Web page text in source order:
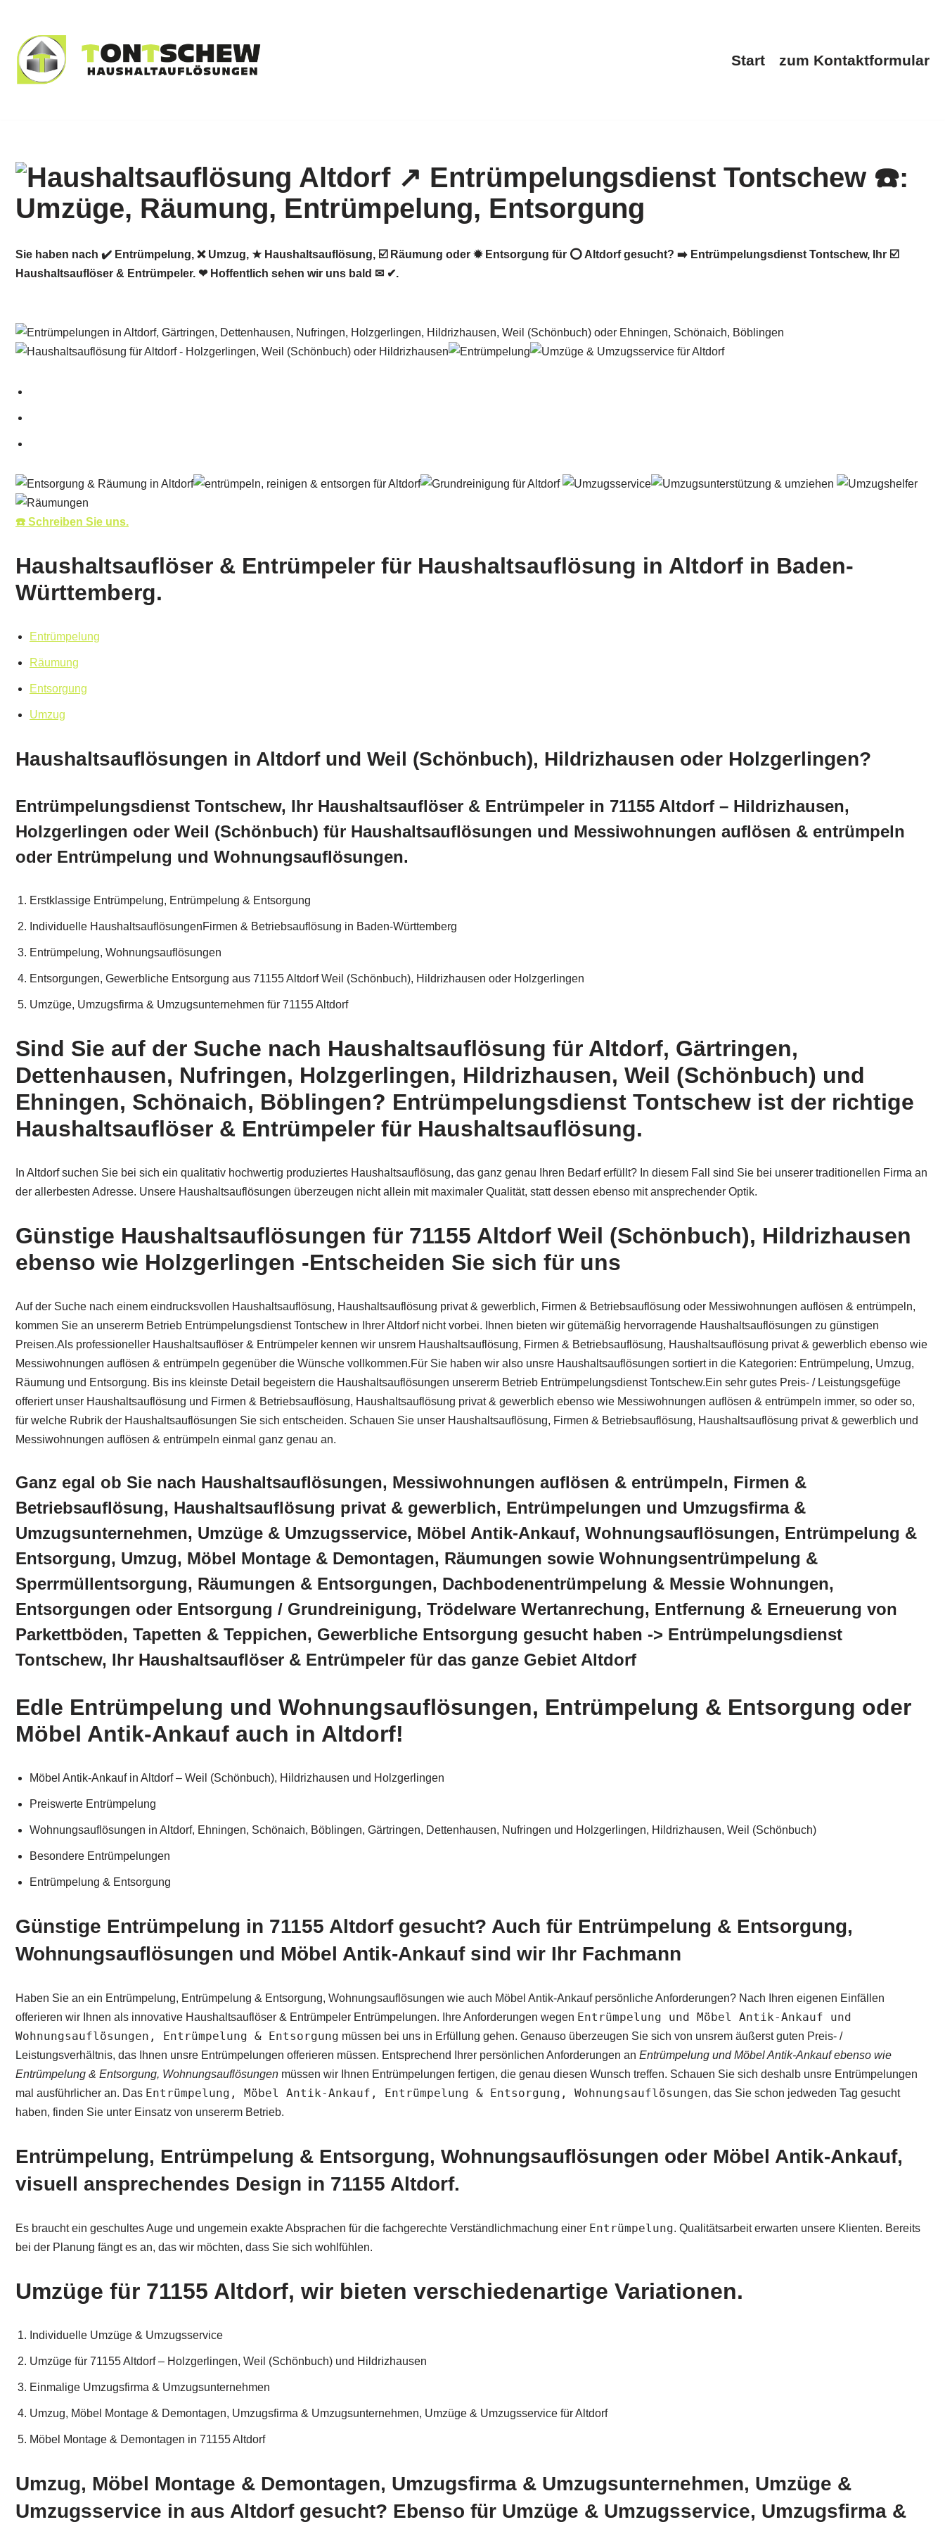
Zum
Inhalt
springen
Start zum Kontaktformular
Sie haben nach ✔️ Entrümpelung, ❌ Umzug, ★ Haushaltsauflösung, ☑️ Räumung oder ✹ Entsorgung für ⭕ Altdorf gesucht? ➡️ Entrümpelungsdienst Tontschew, Ihr ☑️
Haushaltsauflöser & Entrümpeler. ❤ Hoffentlich sehen wir uns bald ✉ ✔.
☎️ Schreiben Sie uns.
Haushaltsauflöser & Entrümpeler für Haushaltsauflösung in Altdorf in Baden-
Württemberg.
Entrümpelung
Räumung
Entsorgung
Umzug
Haushaltsauflösungen in Altdorf und Weil (Schönbuch), Hildrizhausen oder Holzgerlingen?
Entrümpelungsdienst Tontschew, Ihr Haushaltsauflöser & Entrümpeler in 71155 Altdorf – Hildrizhausen,
Holzgerlingen oder Weil (Schönbuch) für Haushaltsauflösungen und Messiwohnungen auflösen & entrümpeln
oder Entrümpelung und Wohnungsauflösungen.
Erstklassige Entrümpelung, Entrümpelung & Entsorgung
Individuelle HaushaltsauflösungenFirmen & Betriebsauflösung in Baden-Württemberg
Entrümpelung, Wohnungsauflösungen
Entsorgungen, Gewerbliche Entsorgung aus 71155 Altdorf Weil (Schönbuch), Hildrizhausen oder Holzgerlingen
Umzüge, Umzugsfirma & Umzugsunternehmen für 71155 Altdorf
Sind Sie auf der Suche nach Haushaltsauflösung für Altdorf, Gärtringen,
Dettenhausen, Nufringen, Holzgerlingen, Hildrizhausen, Weil (Schönbuch) und
Ehningen, Schönaich, Böblingen? Entrümpelungsdienst Tontschew ist der richtige
Haushaltsauflöser & Entrümpeler für Haushaltsauflösung.
In Altdorf suchen Sie bei sich ein qualitativ hochwertig produziertes Haushaltsauflösung, das ganz genau Ihren Bedarf erfüllt? In diesem Fall sind Sie bei unserer traditionellen Firma an
der allerbesten Adresse. Unsere Haushaltsauflösungen überzeugen nicht allein mit maximaler Qualität, statt dessen ebenso mit ansprechender Optik.
Günstige Haushaltsauflösungen für 71155 Altdorf Weil (Schönbuch), Hildrizhausen
ebenso wie Holzgerlingen -Entscheiden Sie sich für uns
Auf der Suche nach einem eindrucksvollen Haushaltsauflösung, Haushaltsauflösung privat & gewerblich, Firmen & Betriebsauflösung oder Messiwohnungen auflösen & entrümpeln,
kommen Sie an unsererm Betrieb Entrümpelungsdienst Tontschew in Ihrer Altdorf nicht vorbei. Ihnen bieten wir gütemäßig hervorragende Haushaltsauflösungen zu günstigen
Preisen.Als professioneller Haushaltsauflöser & Entrümpeler kennen wir unsrem Haushaltsauflösung, Firmen & Betriebsauflösung, Haushaltsauflösung privat & gewerblich ebenso wie
Messiwohnungen auflösen & entrümpeln gegenüber die Wünsche vollkommen.Für Sie haben wir also unsre Haushaltsauflösungen sortiert in die Kategorien: Entrümpelung, Umzug,
Räumung und Entsorgung. Bis ins kleinste Detail begeistern die Haushaltsauflösungen unsererm Betrieb Entrümpelungsdienst Tontschew.Ein sehr gutes Preis- / Leistungsgefüge
offeriert unser Haushaltsauflösung und Firmen & Betriebsauflösung, Haushaltsauflösung privat & gewerblich ebenso wie Messiwohnungen auflösen & entrümpeln immer, so oder so,
für welche Rubrik der Haushaltsauflösungen Sie sich entscheiden. Schauen Sie unser Haushaltsauflösung, Firmen & Betriebsauflösung, Haushaltsauflösung privat & gewerblich und
Messiwohnungen auflösen & entrümpeln einmal ganz genau an.
Ganz egal ob Sie nach Haushaltsauflösungen, Messiwohnungen auflösen & entrümpeln, Firmen &
Betriebsauflösung, Haushaltsauflösung privat & gewerblich, Entrümpelungen und Umzugsfirma &
Umzugsunternehmen, Umzüge & Umzugsservice, Möbel Antik-Ankauf, Wohnungsauflösungen, Entrümpelung &
Entsorgung, Umzug, Möbel Montage & Demontagen, Räumungen sowie Wohnungsentrümpelung &
Sperrmüllentsorgung, Räumungen & Entsorgungen, Dachbodenentrümpelung & Messie Wohnungen,
Entsorgungen oder Entsorgung / Grundreinigung, Trödelware Wertanrechung, Entfernung & Erneuerung von
Parkettböden, Tapetten & Teppichen, Gewerbliche Entsorgung gesucht haben -> Entrümpelungsdienst
Tontschew, Ihr Haushaltsauflöser & Entrümpeler für das ganze Gebiet Altdorf
Edle Entrümpelung und Wohnungsauflösungen, Entrümpelung & Entsorgung oder
Möbel Antik-Ankauf auch in Altdorf!
Möbel Antik-Ankauf in Altdorf – Weil (Schönbuch), Hildrizhausen und Holzgerlingen
Preiswerte Entrümpelung
Wohnungsauflösungen in Altdorf, Ehningen, Schönaich, Böblingen, Gärtringen, Dettenhausen, Nufringen und Holzgerlingen, Hildrizhausen, Weil (Schönbuch)
Besondere Entrümpelungen
Entrümpelung & Entsorgung
Günstige Entrümpelung in 71155 Altdorf gesucht? Auch für Entrümpelung & Entsorgung,
Wohnungsauflösungen und Möbel Antik-Ankauf sind wir Ihr Fachmann
Haben Sie an ein Entrümpelung, Entrümpelung & Entsorgung, Wohnungsauflösungen wie auch Möbel Antik-Ankauf persönliche Anforderungen? Nach Ihren eigenen Einfällen
offerieren wir Ihnen als innovative Haushaltsauflöser & Entrümpeler Entrümpelungen. Ihre Anforderungen wegen Entrümpelung und Möbel Antik-Ankauf und
Wohnungsauflösungen, Entrümpelung & Entsorgung müssen bei uns in Erfüllung gehen. Genauso überzeugen Sie sich von unsrem äußerst guten Preis- /
Leistungsverhältnis, das Ihnen unsre Entrümpelungen offerieren müssen. Entsprechend Ihrer persönlichen Anforderungen an Entrümpelung und Möbel Antik-Ankauf ebenso wie
Entrümpelung & Entsorgung, Wohnungsauflösungen müssen wir Ihnen Entrümpelungen fertigen, die genau diesen Wunsch treffen. Schauen Sie sich deshalb unsre Entrümpelungen
mal ausführlicher an. Das Entrümpelung, Möbel Antik-Ankauf, Entrümpelung & Entsorgung, Wohnungsauflösungen, das Sie schon jedweden Tag gesucht
haben, finden Sie unter Einsatz von unsererm Betrieb.
Entrümpelung, Entrümpelung & Entsorgung, Wohnungsauflösungen oder Möbel Antik-Ankauf,
visuell ansprechendes Design in 71155 Altdorf.
Es braucht ein geschultes Auge und ungemein exakte Absprachen für die fachgerechte Verständlichmachung einer Entrümpelung. Qualitätsarbeit erwarten unsere Klienten. Bereits
bei der Planung fängt es an, das wir möchten, dass Sie sich wohlfühlen.
Umzüge für 71155 Altdorf, wir bieten verschiedenartige Variationen.
Individuelle Umzüge & Umzugsservice
Umzüge für 71155 Altdorf – Holzgerlingen, Weil (Schönbuch) und Hildrizhausen
Einmalige Umzugsfirma & Umzugsunternehmen
Umzug, Möbel Montage & Demontagen, Umzugsfirma & Umzugsunternehmen, Umzüge & Umzugsservice für Altdorf
Möbel Montage & Demontagen in 71155 Altdorf
Umzug, Möbel Montage & Demontagen, Umzugsfirma & Umzugsunternehmen, Umzüge &
Umzugsservice in aus Altdorf gesucht? Ebenso für Umzüge & Umzugsservice, Umzugsfirma &